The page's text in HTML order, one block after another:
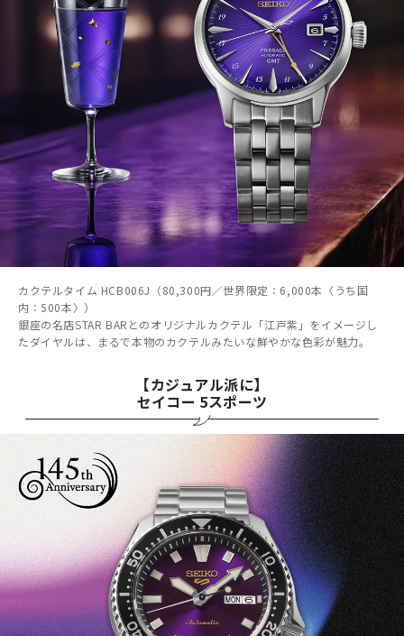
カクテルタイム HCB006J（80,300円／世界限定：6,000本〈うち国
内：500本〉）
銀座の名店STAR BARとのオリジナルカクテル「江戸紫」をイメージし
たダイヤルは、まるで本物のカクテルみたいな鮮やかな色彩が魅力。
【カジュアル派に】
セイコー 5スポーツ